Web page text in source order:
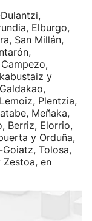
Elburgo,
San Millán,
y
Plentzia,
Meñaka,
Berriz, Elorrio,
y Orduña,
Tolosa,
en